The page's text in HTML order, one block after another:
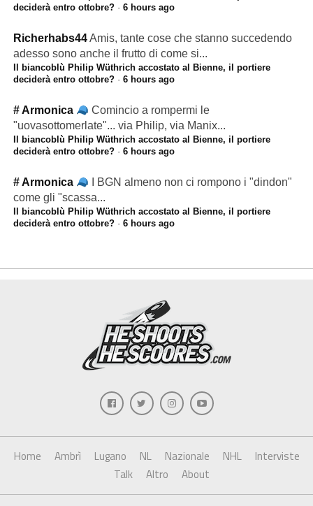
deciderà entro ottobre?· 6 hours ago
Richerhabs44Amis, tante cose che stanno succedendo
adesso sono anche il frutto di come si...
Il biancoblù Philip Wüthrich accostato al Bienne, il portiere
deciderà entro ottobre?· 6 hours ago
# Armonica
Comincio a rompermi le
"uovasottomerlate"... via Philip, via Manix...
Il biancoblù Philip Wüthrich accostato al Bienne, il portiere
deciderà entro ottobre?· 6 hours ago
# Armonica
I BGN almeno non ci rompono i "dindon"
come gli "scassa...
Il biancoblù Philip Wüthrich accostato al Bienne, il portiere
deciderà entro ottobre?· 6 hours ago
Home Ambrì Lugano NL Nazionale NHL
Interviste
Talk
Altro About